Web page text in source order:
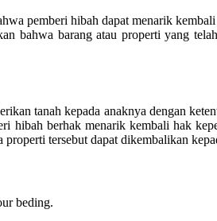
pemberi hibah dapat menarik
bahwa barang atau properti yang
tanah kepada anaknya dengan
hibah berhak menarik kembali hak
tersebut dapat dikembalikan
beding.